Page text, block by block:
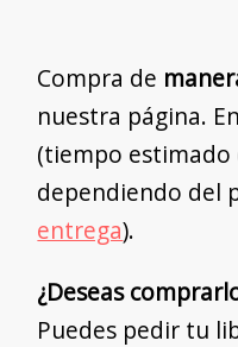
Compra de
nuestra página.
(tiempo estimado
dependiendo del
entrega).
¿Deseas
Puedes pedir tu